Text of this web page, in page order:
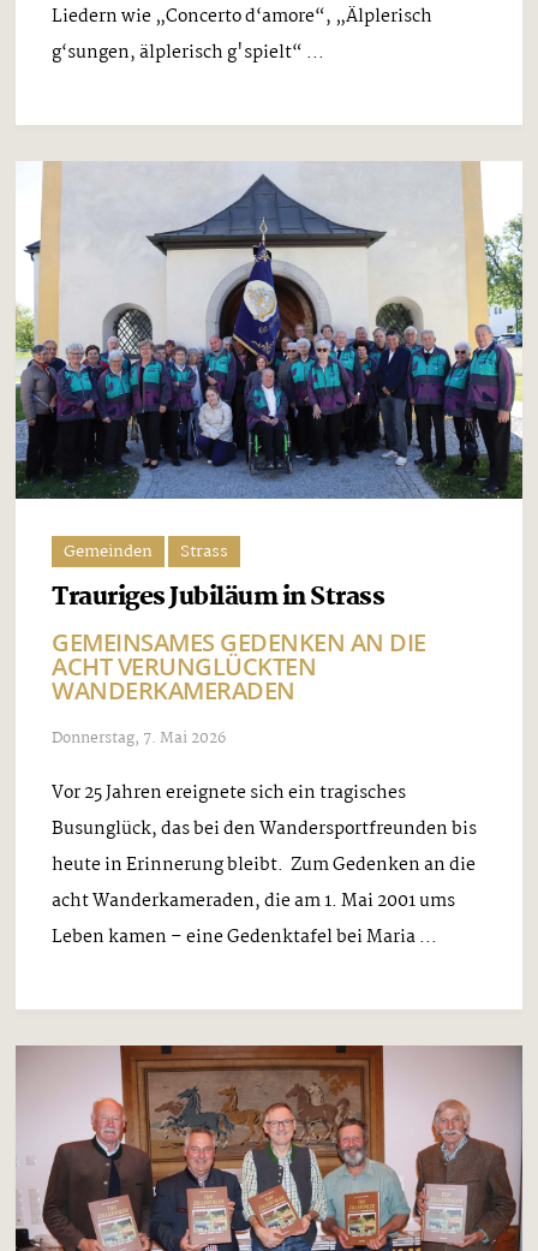
Liedern wie „Concerto d‘amore“, „Älplerisch
g‘sungen, älplerisch g'spielt“ ...
Gemeinden Strass
Trauriges Jubiläum in Strass
GEMEINSAMES GEDENKEN AN DIE
ACHT VERUNGLÜCKTEN
WANDERKAMERADEN
Donnerstag, 7. Mai 2026
Vor 25 Jahren ereignete sich ein tragisches
Busunglück, das bei den Wandersportfreunden bis
heute in Erinnerung bleibt. Zum Gedenken an die
acht Wanderkameraden, die am 1. Mai 2001 ums
Leben kamen – eine Gedenktafel bei Maria ...